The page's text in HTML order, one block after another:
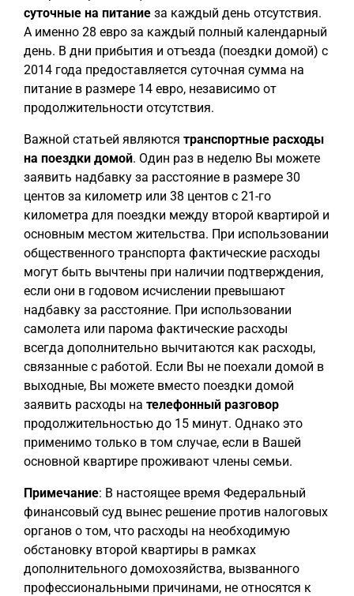
суточные на питание за каждый день отсутствия.
А именно 28 евро за каждый полный календарный
день. В дни прибытия и отъезда (поездки домой) с
2014 года предоставляется суточная сумма на
питание в размере 14 евро, независимо от
продолжительности отсутствия.
Важной статьей являются транспортные расходы
на поездки домой. Один раз в неделю Вы можете
заявить надбавку за расстояние в размере 30
центов за километр или 38 центов с 21-го
километра для поездки между второй квартирой и
основным местом жительства. При использовании
общественного транспорта фактические расходы
могут быть вычтены при наличии подтверждения,
если они в годовом исчислении превышают
надбавку за расстояние. При использовании
самолета или парома фактические расходы
всегда дополнительно вычитаются как расходы,
связанные с работой. Если Вы не поехали домой в
выходные, Вы можете вместо поездки домой
заявить расходы на телефонный разговор
продолжительностью до 15 минут. Однако это
применимо только в том случае, если в Вашей
основной квартире проживают члены семьи.
Примечание: В настоящее время Федеральный
финансовый суд вынес решение против налоговых
органов о том, что расходы на необходимую
обстановку второй квартиры в рамках
дополнительного домохозяйства, вызванного
профессиональными причинами, не относятся к